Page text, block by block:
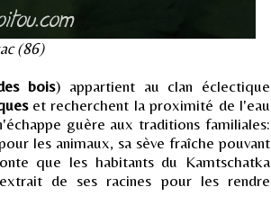
(86)
bois) appartient au clan éclectique
et recherchent la proximité de l'eau
guère aux traditions familiales:
les animaux, sa sève fraîche pouvant
que les habitants du Kamtschatka
de ses racines pour les rendre